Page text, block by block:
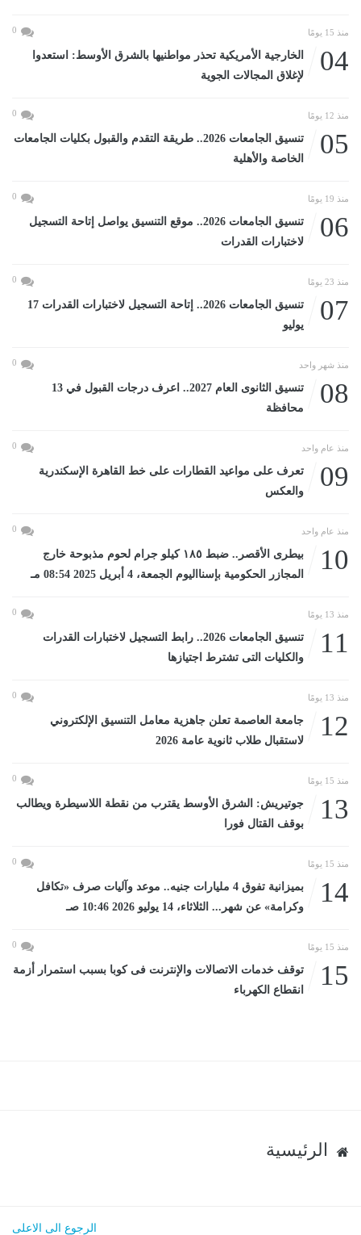
منذ 15 يومًا 0
04
الخارجية الأمريكية تحذر مواطنيها بالشرق الأوسط: استعدوا
لإغلاق المجالات الجوية
منذ 12 يومًا 0
05
تنسيق الجامعات 2026.. طريقة التقدم والقبول بكليات الجامعات
الخاصة والأهلية
منذ 19 يومًا 0
06
تنسيق الجامعات 2026.. موقع التنسيق يواصل إتاحة التسجيل
لاختبارات القدرات
منذ 23 يومًا 0
07
تنسيق الجامعات 2026.. إتاحة التسجيل لاختبارات القدرات 17
يوليو
منذ شهر واحد 0
08
تنسيق الثانوى العام 2027.. اعرف درجات القبول في 13
محافظة
منذ عام واحد 0
09
تعرف على مواعيد القطارات على خط القاهرة الإسكندرية
والعكس
منذ عام واحد 0
10
بيطرى الأقصر.. ضبط ١٨٥ كيلو جرام لحوم مذبوحة خارج
المجازر الحكومية بإسنااليوم الجمعة، 4 أبريل 2025 08:54 مـ
منذ 13 يومًا 0
11
تنسيق الجامعات 2026.. رابط التسجيل لاختبارات القدرات
والكليات التى تشترط اجتيازها
منذ 13 يومًا 0
12
جامعة العاصمة تعلن جاهزية معامل التنسيق الإلكتروني
لاستقبال طلاب ثانوية عامة 2026
منذ 15 يومًا 0
13
جوتيريش: الشرق الأوسط يقترب من نقطة اللاسيطرة ويطالب
بوقف القتال فورا
منذ 15 يومًا 0
14
بميزانية تفوق 4 مليارات جنيه.. موعد وآليات صرف «تكافل
وكرامة» عن شهر... الثلاثاء، 14 يوليو 2026 10:46 صـ
منذ 15 يومًا 0
15
توقف خدمات الاتصالات والإنترنت فى كوبا بسبب استمرار أزمة
انقطاع الكهرباء
الرئيسية
الرجوع الى الاعلى